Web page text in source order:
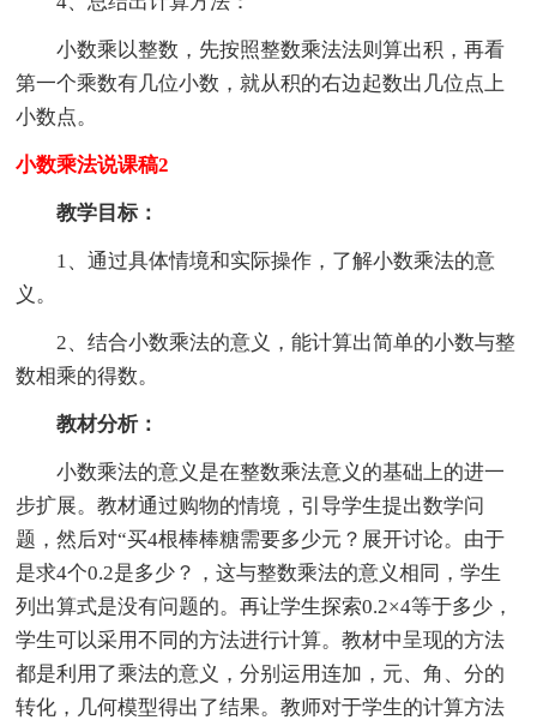
小数乘以整数，先按照整数乘法法则算出积，再看
第一个乘数有几位小数，就从积的右边起数出几位点上
小数点。
小数乘法说课稿2
教学目标：
1、通过具体情境和实际操作，了解小数乘法的意
义。
2、结合小数乘法的意义，能计算出简单的小数与整
数相乘的得数。
教材分析：
小数乘法的意义是在整数乘法意义的基础上的进一
步扩展。教材通过购物的情境，引导学生提出数学问
题，然后对“买4根棒棒糖需要多少元？展开讨论。由于
是求4个0.2是多少？，这与整数乘法的意义相同，学生
列出算式是没有问题的。再让学生探索0.2×4等于多少，
学生可以采用不同的方法进行计算。教材中呈现的方法
都是利用了乘法的意义，分别运用连加，元、角、分的
转化，几何模型得出了结果。教师对于学生的计算方法